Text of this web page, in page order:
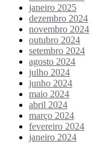
janeiro 2025
dezembro 2024
novembro 2024
outubro 2024
setembro 2024
agosto 2024
julho 2024
junho 2024
maio 2024
abril 2024
março 2024
fevereiro 2024
janeiro 2024